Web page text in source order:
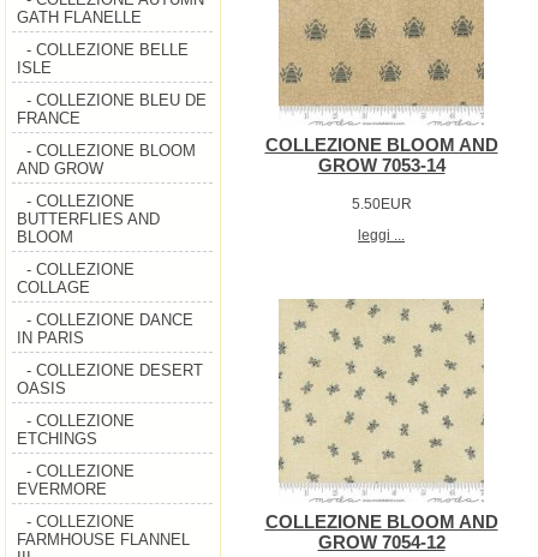
GATH FLANELLE
- COLLEZIONE BELLE
ISLE
- COLLEZIONE BLEU DE
FRANCE
- COLLEZIONE BLOOM
AND GROW
- COLLEZIONE
BUTTERFLIES AND
BLOOM
- COLLEZIONE
COLLAGE
- COLLEZIONE DANCE
IN PARIS
- COLLEZIONE DESERT
OASIS
- COLLEZIONE
ETCHINGS
- COLLEZIONE
EVERMORE
- COLLEZIONE
FARMHOUSE FLANNEL
COLLEZIONE BLOOM AND
GROW 7053-14
5.50EUR
leggi ...
COLLEZIONE BLOOM AND
GROW 7054-12